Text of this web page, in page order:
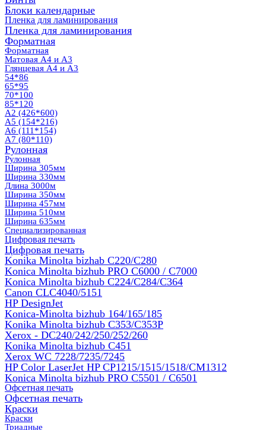
Блоки календарные
Пленка для ламинирования
Пленка для ламинирования
Форматная
Форматная
Матовая А4 и А3
Глянцевая А4 и А3
54*86
65*95
70*100
85*120
А2 (426*600)
А5 (154*216)
А6 (111*154)
А7 (80*110)
Рулонная
Рулонная
Ширина 305мм
Ширина 330мм
Длина 3000м
Ширина 350мм
Ширина 457мм
Ширина 510мм
Ширина 635мм
Специализированная
Цифровая печать
Цифровая печать
Konika Minolta bizhab C220/C280
Konica Minolta bizhub PRO C6000 / C7000
Konica Minolta bizhub С224/С284/С364
Canon CLC4040/5151
HP DesignJet
Konica-Minolta bizhub 164/165/185
Konika Minolta bizhub C353/C353Р
Xerox - DC240/242/250/252/260
Konika Minolta bizhub C451
Xerox WC 7228/7235/7245
HP Color LaserJet HP CP1215/1515/1518/CM1312
Konica Minolta bizhub PRO С5501 / С6501
Офсетная печать
Офсетная печать
Краски
Краски
Триадные